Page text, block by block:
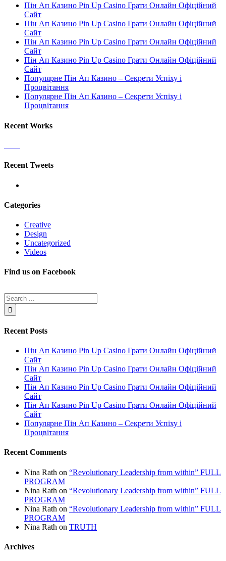
Пін Ап Казино Pin Up Casino Грати Онлайн Офіційний
Сайт
Пін Ап Казино Pin Up Casino Грати Онлайн Офіційний
Сайт
Пін Ап Казино Pin Up Casino Грати Онлайн Офіційний
Сайт
Пін Ап Казино Pin Up Casino Грати Онлайн Офіційний
Сайт
Популярне Пін Ап Казино – Секрети Успіху і
Процвітання
Популярне Пін Ап Казино – Секрети Успіху і
Процвітання
Recent Works
Recent Tweets
Categories
Creative
Design
Uncategorized
Videos
Find us on Facebook
Recent Posts
Пін Ап Казино Pin Up Casino Грати Онлайн Офіційний
Сайт
Пін Ап Казино Pin Up Casino Грати Онлайн Офіційний
Сайт
Пін Ап Казино Pin Up Casino Грати Онлайн Офіційний
Сайт
Пін Ап Казино Pin Up Casino Грати Онлайн Офіційний
Сайт
Популярне Пін Ап Казино – Секрети Успіху і
Процвітання
Recent Comments
Nina Rath on “Revolutionary Leadership from within” FULL
PROGRAM
Nina Rath on “Revolutionary Leadership from within” FULL
PROGRAM
Nina Rath on “Revolutionary Leadership from within” FULL
PROGRAM
Nina Rath on TRUTH
Archives